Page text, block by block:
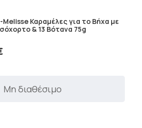
Καραμέλες για το Βήχα με
& 13 Βότανα 75g
Μη διαθέσιμο